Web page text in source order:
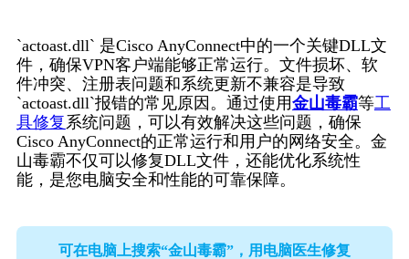
`actoast.dll` 是Cisco AnyConnect中的一个关键DLL文
件，确保VPN客户端能够正常运行。文件损坏、软
件冲突、注册表问题和系统更新不兼容是导致
`actoast.dll`报错的常见原因。通过使用金山毒霸等工
具修复系统问题，可以有效解决这些问题，确保
Cisco AnyConnect的正常运行和用户的网络安全。金
山毒霸不仅可以修复DLL文件，还能优化系统性
能，是您电脑安全和性能的可靠保障。
可在电脑上搜索“金山毒霸”，用电脑医生修复